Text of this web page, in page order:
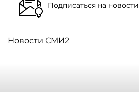
Подписаться на новости
Новости СМИ2